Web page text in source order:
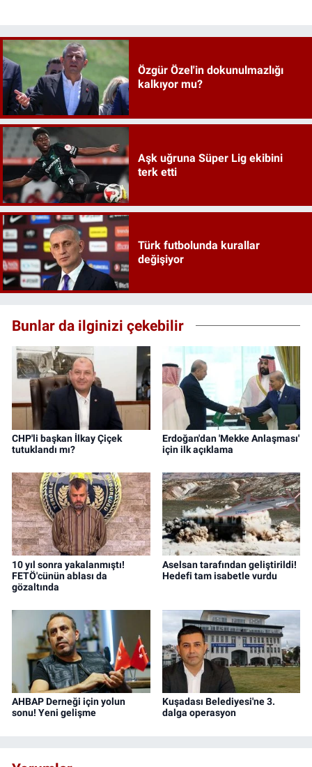
Özgür Özel'in dokunulmazlığı
kalkıyor mu?
Aşk uğruna Süper Lig ekibini
terk etti
Türk futbolunda kurallar
değişiyor
Bunlar da ilginizi çekebilir
CHP'li başkan İlkay Çiçek
tutuklandı mı?
Erdoğan'dan 'Mekke Anlaşması'
için ilk açıklama
10 yıl sonra yakalanmıştı!
FETÖ'cünün ablası da
gözaltında
Aselsan tarafından geliştirildi!
Hedefi tam isabetle vurdu
AHBAP Derneği için yolun
sonu! Yeni gelişme
Kuşadası Belediyesi'ne 3.
dalga operasyon